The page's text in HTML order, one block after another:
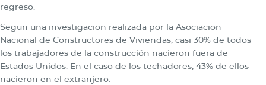
regresó.
Según una investigación realizada por la Asociación
Nacional de Constructores de Viviendas, casi 30% de todos
los trabajadores de la construcción nacieron fuera de
Estados Unidos. En el caso de los techadores, 43% de ellos
nacieron en el extranjero.